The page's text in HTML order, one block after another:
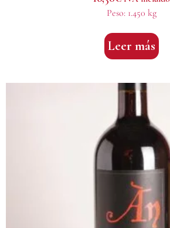
Peso:1.450 kg
Leer más